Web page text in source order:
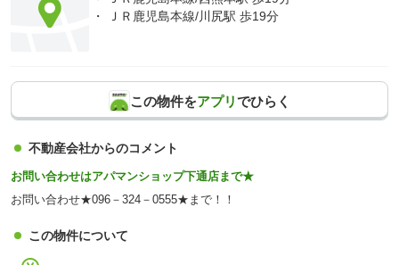
ＪＲ鹿児島本線/川尻駅 歩19分
この物件をアプリでひらく
不動産会社からのコメント
お問い合わせはアパマンショップ下通店まで★
お問い合わせ★096－324－0555★まで！！
この物件について